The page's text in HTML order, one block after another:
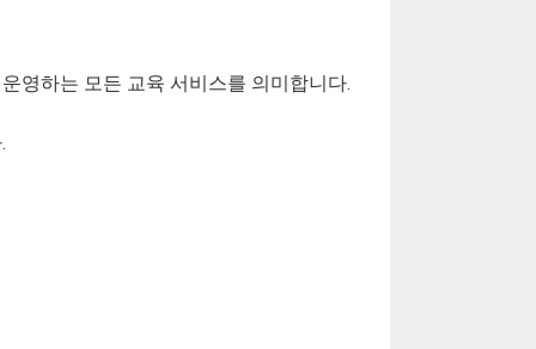
영하는 모든 교육 서비스를 의미합니다.